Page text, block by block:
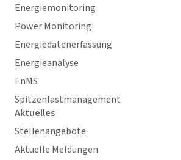
Energiemonitoring
Power Monitoring
Energiedatenerfassung
Energieanalyse
EnMS
Spitzenlastmanagement
Aktuelles
Stellenangebote
Aktuelle Meldungen